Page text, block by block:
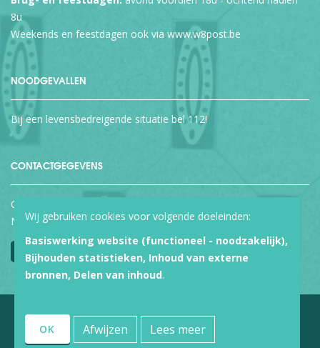
8u
Weekends en feestdagen ook via www.w8post.be
NOODGEVALLEN
Bij een levensbedreigende situatie bel 112!
CONTACTGEGEVENS
Groepspraktijk Blom cvba
Naamsesteenweg 155, 3001 Heverlee
Blijf op de hoogte via Facebook
© 2026 Groepspraktijk Blom • Webdesign door Zenjoy
by Nimbu
Wij gebruiken cookies voor volgende doeleinden:
Basiswerking website (functioneel - noodzakelijk),
Bijhouden statistieken, Inhoud van externe
bronnen, Delen van inhoud.
OK Afwijzen Lees meer